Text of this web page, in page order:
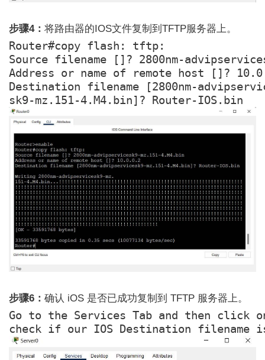
步骤4：将路由器的IOS文件复制到TFTP服务器上。
Router#copy flash: tftp:
Source filename []? 2800nm-
Address or name of remote host []?
Destination filename [2800nm-
sk9-mz.151-4.M4.bin]? Router-IOS.bin
步骤6：确认 iOS 是否已成功复制到 TFTP 服务器上。
Go to the Services Tab and then click
check if our IOS Destination